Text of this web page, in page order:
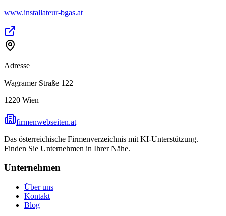
www.installateur-bgas.at
Adresse
Wagramer Straße 122
1220 Wien
firmenwebseiten.at
Das österreichische Firmenverzeichnis mit KI-Unterstützung.
Finden Sie Unternehmen in Ihrer Nähe.
Unternehmen
Über uns
Kontakt
Blog